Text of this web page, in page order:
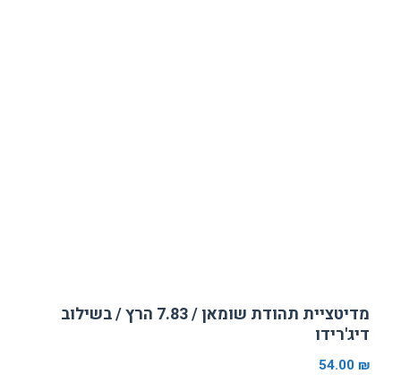
מדיטציית תהודת שומאן / 7.83 הרץ / בשילוב
דיג'רידו
54.00 ₪